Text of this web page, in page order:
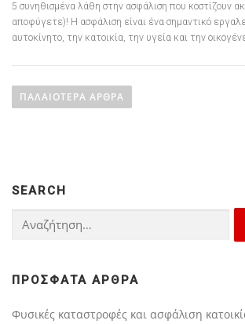
5 συνηθισμένα λάθη στην ασφάλιση που κοστίζουν
αποφύγετε)! Η ασφάλιση είναι ένα σημαντικό
αυτοκίνητο, την κατοικία, την υγεία και την
ΠΑΛΑΙΌΤΕΡΑ ΆΡΘΡΑ
SEARCH
Αναζήτηση για:
ΠΡΌΣΦΑΤΑ ΆΡΘΡΑ
Φυσικές καταστροφές και ασφάλιση